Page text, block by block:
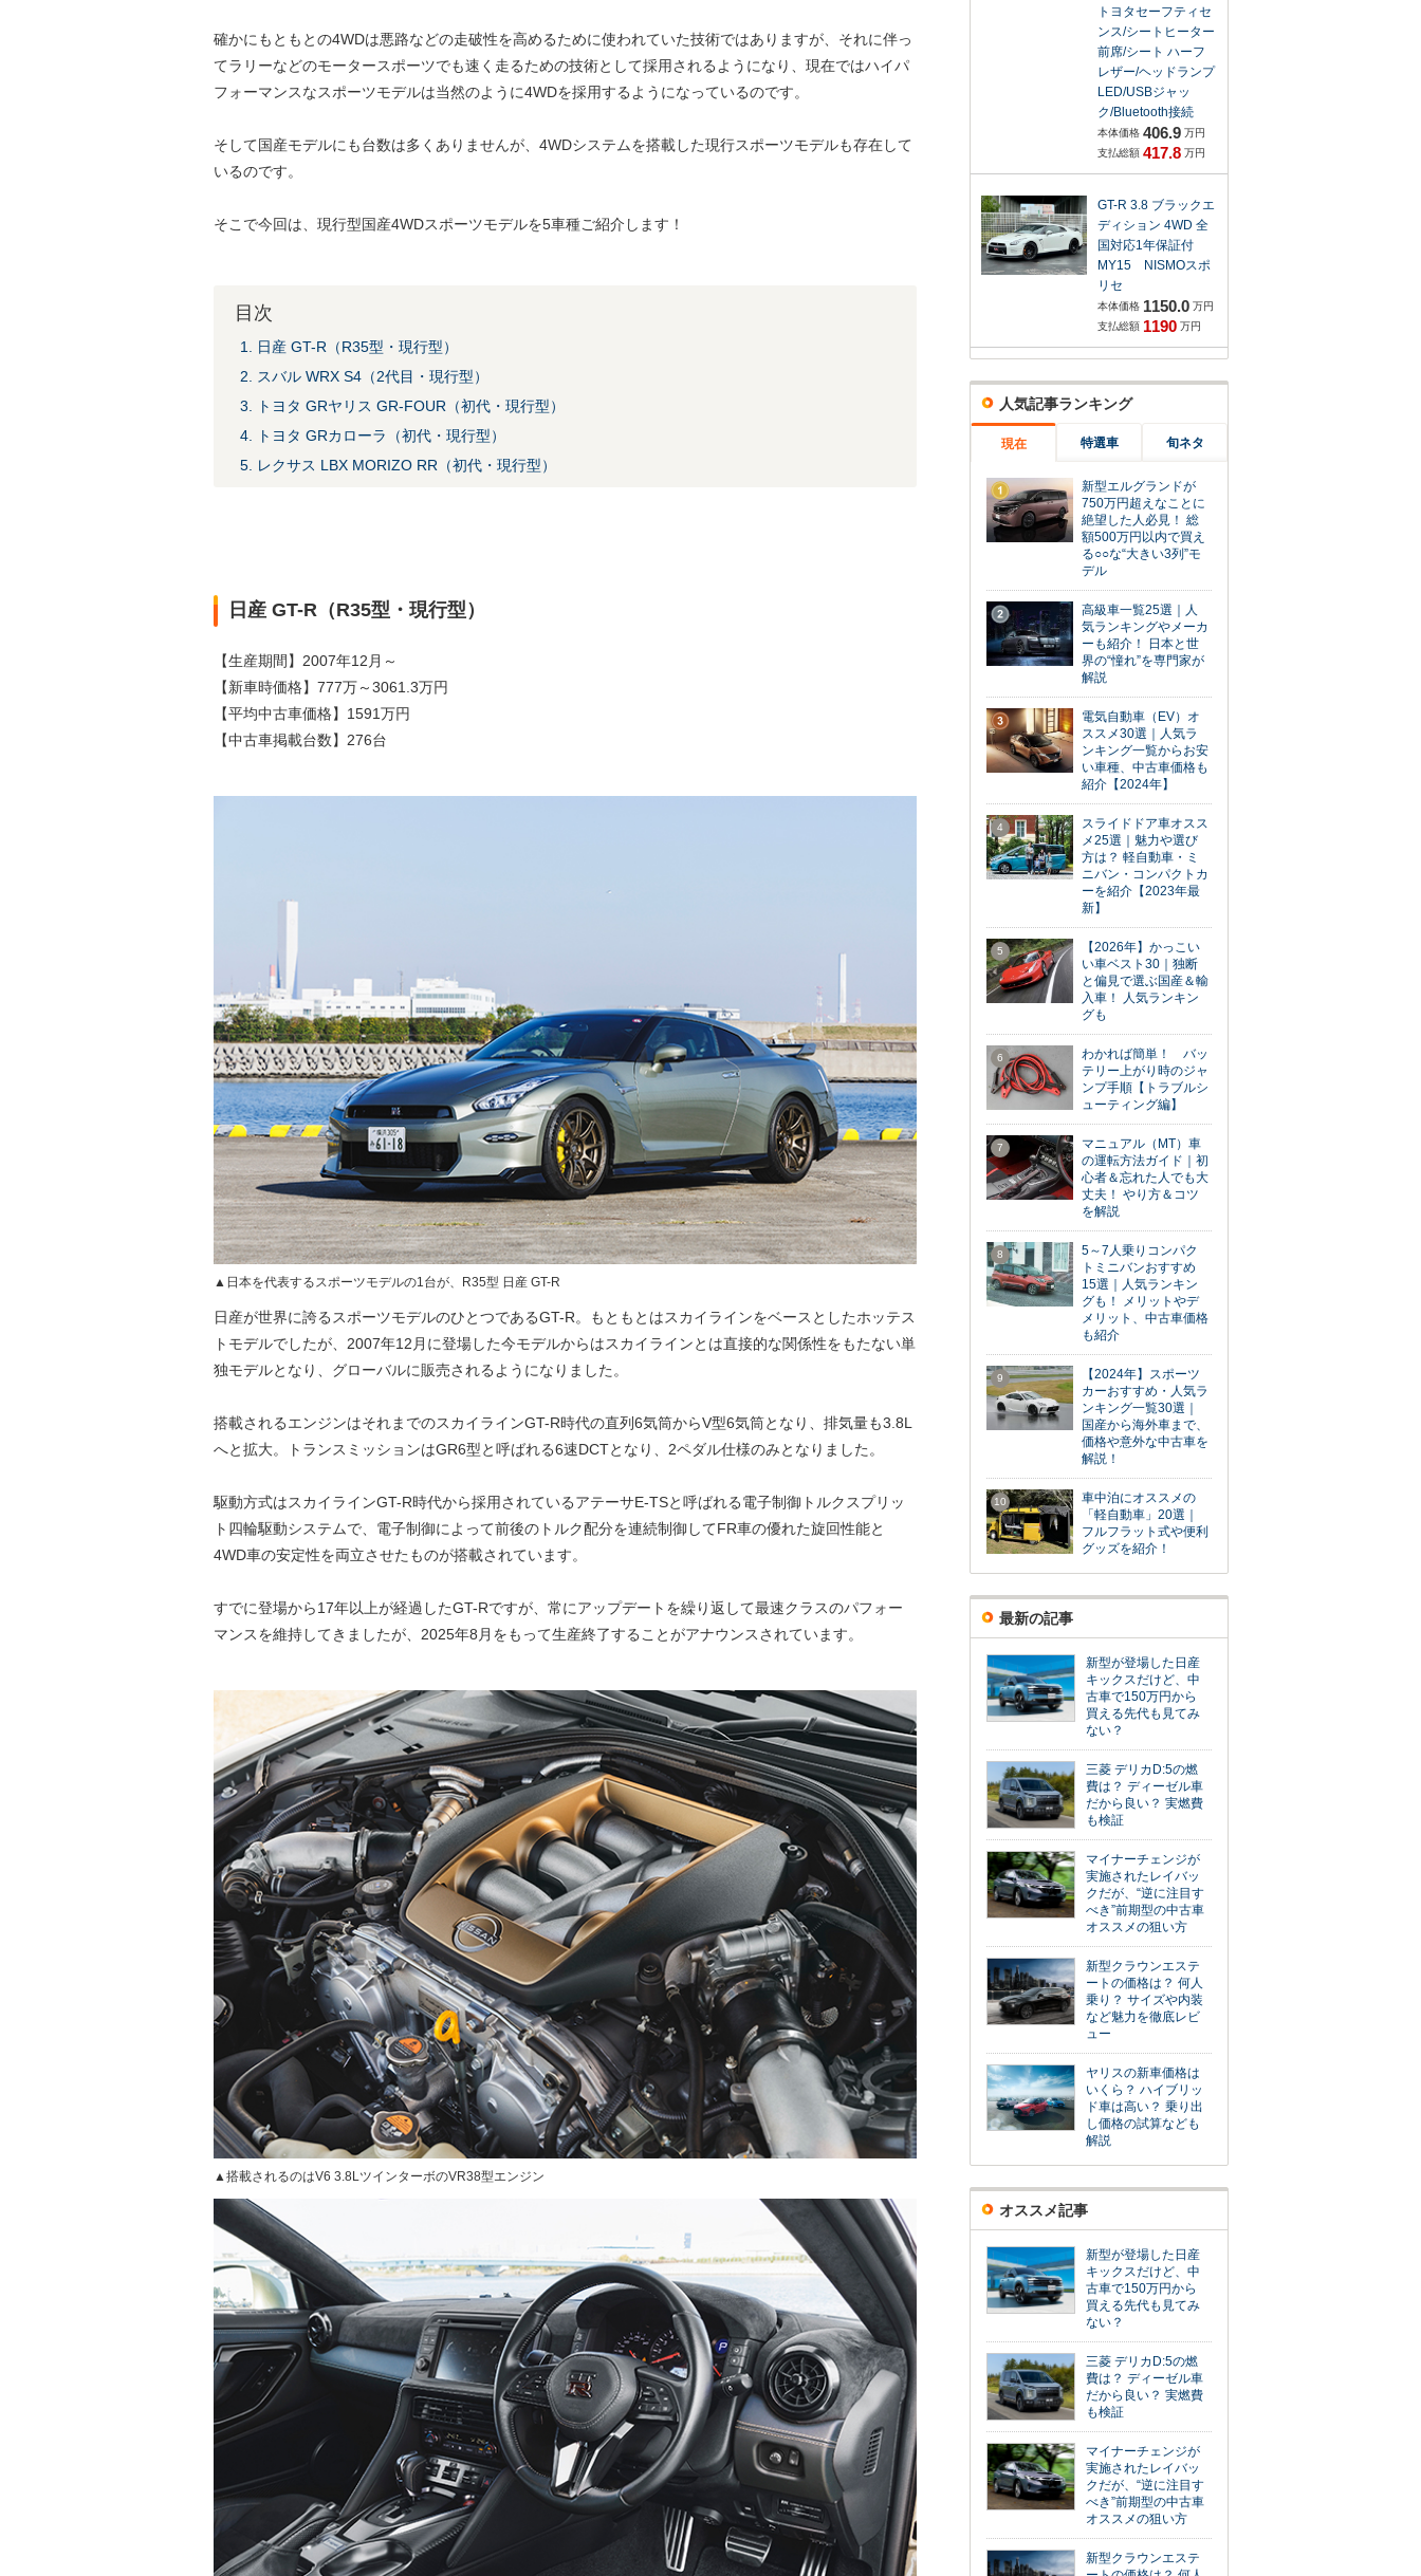
確かにもともとの4WDは悪路などの走破性を高めるために使われていた技術ではありますが、それに伴っ
てラリーなどのモータースポーツでも速く走るための技術として採用されるようになり、現在ではハイパ
フォーマンスなスポーツモデルは当然のように4WDを採用するようになっているのです。
そして国産モデルにも台数は多くありませんが、4WDシステムを搭載した現行スポーツモデルも存在して
いるのです。
そこで今回は、現行型国産4WDスポーツモデルを5車種ご紹介します！
目次
1. 日産 GT-R（R35型・現行型）
2. スバル WRX S4（2代目・現行型）
3. トヨタ GRヤリス GR-FOUR（初代・現行型）
4. トヨタ GRカローラ（初代・現行型）
5. レクサス LBX MORIZO RR（初代・現行型）
日産 GT-R（R35型・現行型）
【生産期間】2007年12月～
【新車時価格】777万～3061.3万円
【平均中古車価格】1591万円
【中古車掲載台数】276台
▲日本を代表するスポーツモデルの1台が、R35型 日産 GT-R
日産が世界に誇るスポーツモデルのひとつであるGT-R。もともとはスカイラインをベースとしたホッテス
トモデルでしたが、2007年12月に登場した今モデルからはスカイラインとは直接的な関係性をもたない単
独モデルとなり、グローバルに販売されるようになりました。
搭載されるエンジンはそれまでのスカイラインGT-R時代の直列6気筒からV型6気筒となり、排気量も3.8L
へと拡大。トランスミッションはGR6型と呼ばれる6速DCTとなり、2ペダル仕様のみとなりました。
駆動方式はスカイラインGT-R時代から採用されているアテーサE-TSと呼ばれる電子制御トルクスプリッ
ト四輪駆動システムで、電子制御によって前後のトルク配分を連続制御してFR車の優れた旋回性能と
4WD車の安定性を両立させたものが搭載されています。
すでに登場から17年以上が経過したGT-Rですが、常にアップデートを繰り返して最速クラスのパフォー
マンスを維持してきましたが、2025年8月をもって生産終了することがアナウンスされています。
▲搭載されるのはV6 3.8LツインターボのVR38型エンジン
トヨタセーフティセ
ンス/シートヒーター
前席/シート ハーフ
レザー/ヘッドランプ
LED/USBジャッ
ク/Bluetooth接続
本体価格 406.9 万円
支払総額 417.8 万円
GT-R 3.8 ブラックエ
ディション 4WD 全
国対応1年保証付
MY15 NISMOスポ
リセ
本体価格 1150.0 万円
支払総額 1190 万円
人気記事ランキング
現在 特選車 旬ネタ
1
新型エルグランドが
750万円超えなことに
絶望した人必見！ 総
額500万円以内で買え
る○○な“大きい3列”モ
デル
2
高級車一覧25選｜人
気ランキングやメーカ
ーも紹介！ 日本と世
界の“憧れ”を専門家が
解説
3
電気自動車（EV）オ
ススメ30選｜人気ラ
ンキング一覧からお安
い車種、中古車価格も
紹介【2024年】
4
スライドドア車オスス
メ25選｜魅力や選び
方は？ 軽自動車・ミ
ニバン・コンパクトカ
ーを紹介【2023年最
新】
5
【2026年】かっこい
い車ベスト30｜独断
と偏見で選ぶ国産＆輸
入車！ 人気ランキン
グも
6
わかれば簡単！ バッ
テリー上がり時のジャ
ンプ手順【トラブルシ
ューティング編】
7
マニュアル（MT）車
の運転方法ガイド｜初
心者＆忘れた人でも大
丈夫！ やり方＆コツ
を解説
8
5～7人乗りコンパク
トミニバンおすすめ
15選｜人気ランキン
グも！ メリットやデ
メリット、中古車価格
も紹介
9
【2024年】スポーツ
カーおすすめ・人気ラ
ンキング一覧30選｜
国産から海外車まで、
価格や意外な中古車を
解説！
10
車中泊にオススメの
「軽自動車」20選｜
フルフラット式や便利
グッズを紹介！
最新の記事
新型が登場した日産
キックスだけど、中
古車で150万円から
買える先代も見てみ
ない？
三菱 デリカD:5の燃
費は？ ディーゼル車
だから良い？ 実燃費
も検証
マイナーチェンジが
実施されたレイバッ
クだが、“逆に注目す
べき”前期型の中古車
オススメの狙い方
新型クラウンエステ
ートの価格は？ 何人
乗り？ サイズや内装
など魅力を徹底レビ
ュー
ヤリスの新車価格は
いくら？ ハイブリッ
ド車は高い？ 乗り出
し価格の試算なども
解説
オススメ記事
新型が登場した日産
キックスだけど、中
古車で150万円から
買える先代も見てみ
ない？
三菱 デリカD:5の燃
費は？ ディーゼル車
だから良い？ 実燃費
も検証
マイナーチェンジが
実施されたレイバッ
クだが、“逆に注目す
べき”前期型の中古車
オススメの狙い方
新型クラウンエステ